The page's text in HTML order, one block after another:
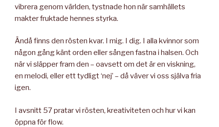
vibrera genom världen, tystnade hon när samhällets
makter fruktade hennes styrka.
Ändå finns den rösten kvar. I mig. I dig. I alla kvinnor som
någon gång känt orden eller sången fastna i halsen. Och
när vi släpper fram den – oavsett om det är en viskning,
en melodi, eller ett tydligt ‘nej’ – då väver vi oss själva fria
igen.
I avsnitt 57 pratar vi rösten, kreativiteten och hur vi kan
öppna för flow.